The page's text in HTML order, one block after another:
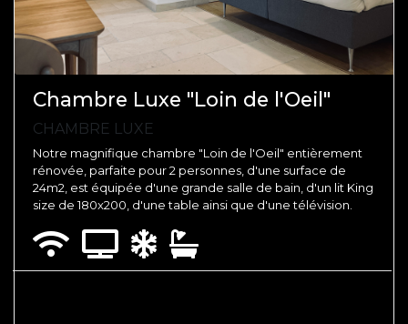
Chambre Luxe "Loin de l'Oeil"
CHAMBRE LUXE
Notre magnifique chambre "Loin de l'Oeil" entièrement
rénovée, parfaite pour 2 personnes, d'une surface de
24m2, est équipée d'une grande salle de bain, d'un lit King
size de 180x200, d'une table ainsi que d'une télévision.